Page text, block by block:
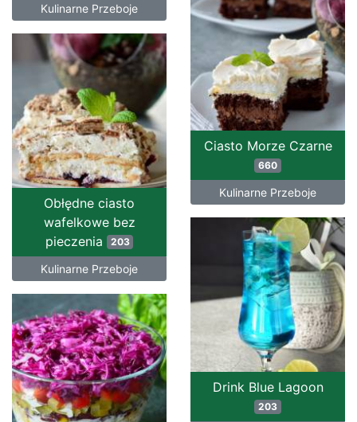
Kulinarne Przeboje
Ciasto Morze Czarne
660
Kulinarne Przeboje
Obłędne ciasto
wafelkowe bez
pieczenia
203
Kulinarne Przeboje
Drink Blue Lagoon
203